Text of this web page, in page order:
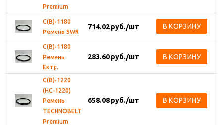
Premium
С(В)-1180
Ремень SWR
714.02 руб./шт В КОРЗИНУ
С(В)-1180
Ремень
Ектр.
283.60 руб./шт В КОРЗИНУ
С(В)-1220
(HC-1220)
Ремень
TECHNOBELT
Premium
658.08 руб./шт В КОРЗИНУ